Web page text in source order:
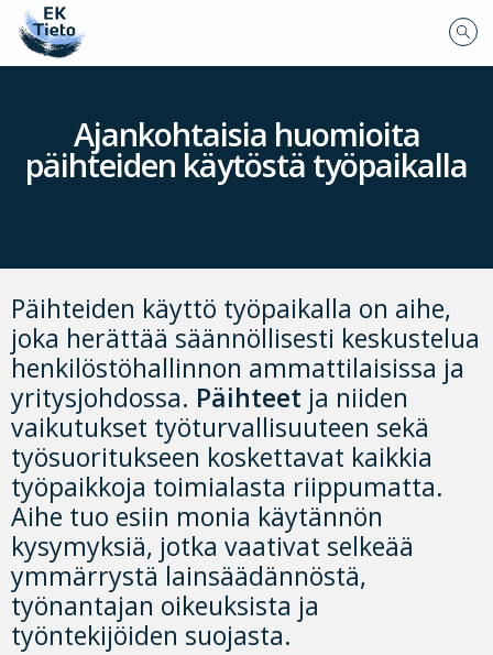
Ajankohtaisia huomioita
päihteiden käytöstä työpaikalla
Päihteiden käyttö työpaikalla on aihe,
joka herättää säännöllisesti keskustelua
henkilöstöhallinnon ammattilaisissa ja
yritysjohdossa. Päihteet ja niiden
vaikutukset työturvallisuuteen sekä
työsuoritukseen koskettavat kaikkia
työpaikkoja toimialasta riippumatta.
Aihe tuo esiin monia käytännön
kysymyksiä, jotka vaativat selkeää
ymmärrystä lainsäädännöstä,
työnantajan oikeuksista ja
työntekijöiden suojasta.